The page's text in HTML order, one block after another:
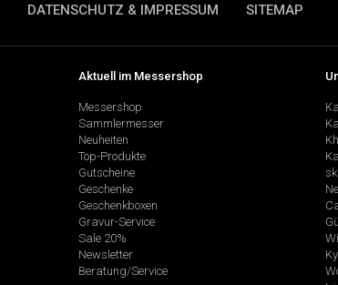
DATENSCHUTZ & IMPRESSUM SITEMAP
Aktuell im Messershop
Messershop
Sammlermesser
Neuheiten
Top-Produkte
Gutscheine
Geschenke
Geschenkboxen
Gravur-Service
Sale 20%
Newsletter
Beratung/Service